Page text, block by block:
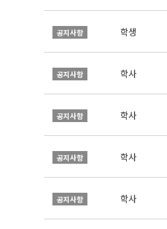
공지사항 학생
공지사항 학사
공지사항 학사
공지사항 학사
공지사항 학사